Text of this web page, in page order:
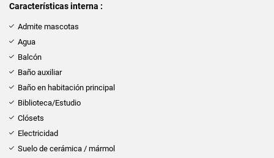
Características interna :
Admite mascotas
Agua
Balcón
Baño auxiliar
Baño en habitación principal
Biblioteca/Estudio
Clósets
Electricidad
Suelo de cerámica / mármol